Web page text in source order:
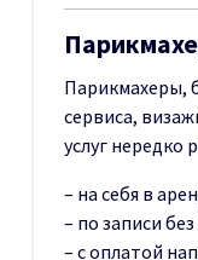
Парикмахеры,
сервиса,
услуг нередко
– на себя в
– по записи
– с оплатой